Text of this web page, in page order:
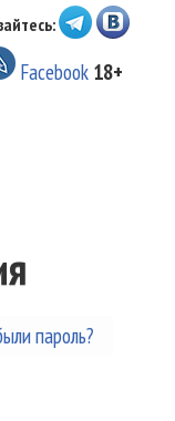
Facebook 18+
пароль?